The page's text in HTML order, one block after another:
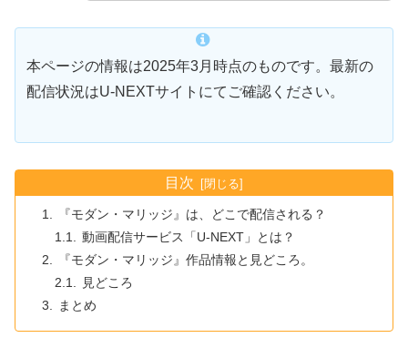
本ページの情報は2025年3月時点のものです。最新の
配信状況はU-NEXTサイトにてご確認ください。
目次
『モダン・マリッジ』は、どこで配信される？
動画配信サービス「U-NEXT」とは？
『モダン・マリッジ』作品情報と見どころ。
見どころ
まとめ